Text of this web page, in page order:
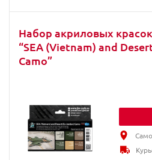
Набор акриловых
“SEA (Vietnam) and
Camo”